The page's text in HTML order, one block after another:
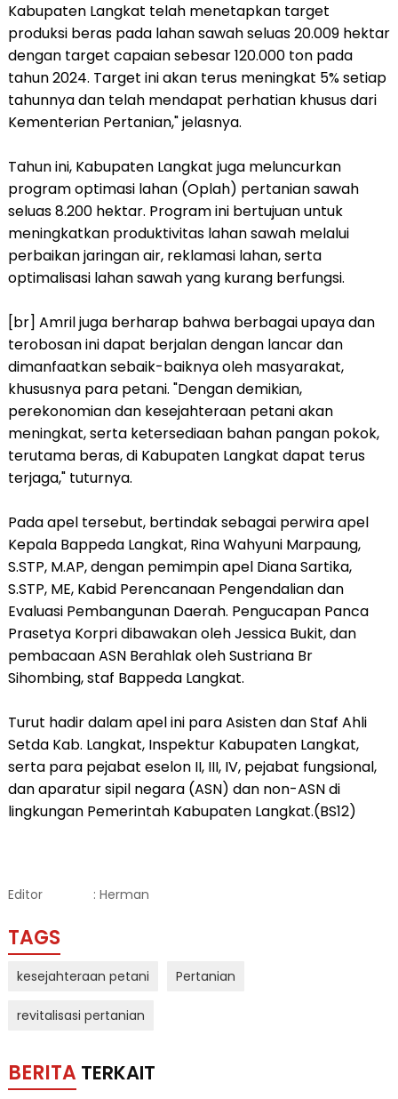
Kabupaten Langkat telah menetapkan target
produksi beras pada lahan sawah seluas 20.009 hektar
dengan target capaian sebesar 120.000 ton pada
tahun 2024. Target ini akan terus meningkat 5% setiap
tahunnya dan telah mendapat perhatian khusus dari
Kementerian Pertanian," jelasnya.
Tahun ini, Kabupaten Langkat juga meluncurkan
program optimasi lahan (Oplah) pertanian sawah
seluas 8.200 hektar. Program ini bertujuan untuk
meningkatkan produktivitas lahan sawah melalui
perbaikan jaringan air, reklamasi lahan, serta
optimalisasi lahan sawah yang kurang berfungsi.
[br] Amril juga berharap bahwa berbagai upaya dan
terobosan ini dapat berjalan dengan lancar dan
dimanfaatkan sebaik-baiknya oleh masyarakat,
khususnya para petani. "Dengan demikian,
perekonomian dan kesejahteraan petani akan
meningkat, serta ketersediaan bahan pangan pokok,
terutama beras, di Kabupaten Langkat dapat terus
terjaga," tuturnya.
Pada apel tersebut, bertindak sebagai perwira apel
Kepala Bappeda Langkat, Rina Wahyuni Marpaung,
S.STP, M.AP, dengan pemimpin apel Diana Sartika,
S.STP, ME, Kabid Perencanaan Pengendalian dan
Evaluasi Pembangunan Daerah. Pengucapan Panca
Prasetya Korpri dibawakan oleh Jessica Bukit, dan
pembacaan ASN Berahlak oleh Sustriana Br
Sihombing, staf Bappeda Langkat.
Turut hadir dalam apel ini para Asisten dan Staf Ahli
Setda Kab. Langkat, Inspektur Kabupaten Langkat,
serta para pejabat eselon II, III, IV, pejabat fungsional,
dan aparatur sipil negara (ASN) dan non-ASN di
lingkungan Pemerintah Kabupaten Langkat.(BS12)
Editor : Herman
TAGS
kesejahteraan petani Pertanian
revitalisasi pertanian
BERITA TERKAIT